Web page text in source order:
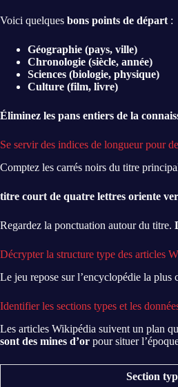
Voici quelques bons points de départ :
Géographie (pays, ville)
Chronologie (siècle, année)
Sciences (biologie, physique)
Culture (film, livre)
Éliminez les pans entiers de la
Se servir des indices de longueur pour
Comptez les carrés noirs du titre
titre court de quatre lettres oriente
Regardez la ponctuation autour du titre.
Décrypter la structure type des articles
Le jeu repose sur l’encyclopédie la plus
Identifier les sections types et les
Les articles Wikipédia suivent un plan
sont des mines d’or pour situer
Section